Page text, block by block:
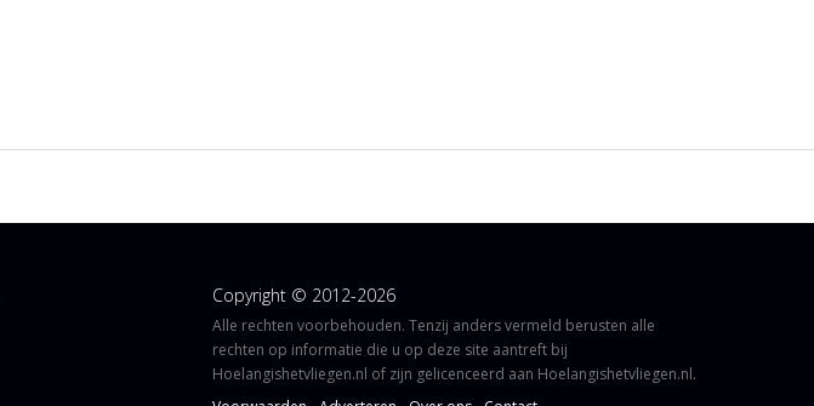
Copyright © 2012-2026
Alle rechten voorbehouden. Tenzij anders vermeld berusten alle
rechten op informatie die u op deze site aantreft bij
Hoelangishetvliegen.nl of zijn gelicenceerd aan Hoelangishetvliegen.nl.